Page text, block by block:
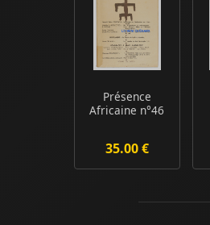
Présence
Africaine n°46
35.00 €